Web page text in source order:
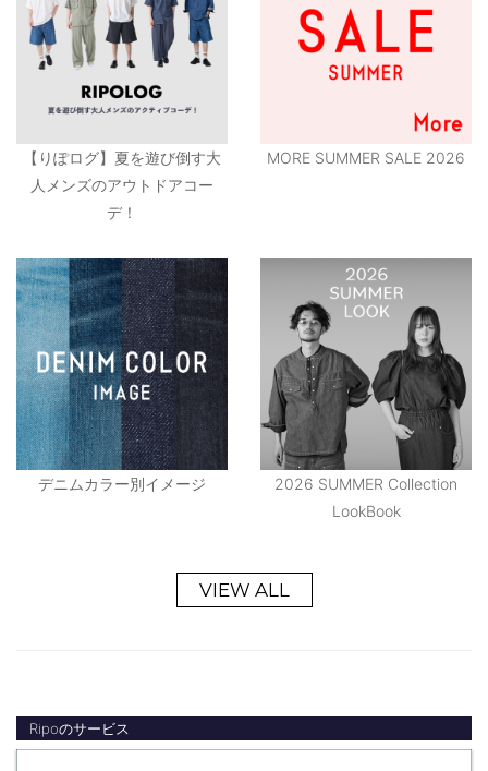
【りぽログ】夏を遊び倒す大
人メンズのアウトドアコー
デ！
MORE SUMMER SALE 2026
デニムカラー別イメージ
2026 SUMMER Collection
LookBook
VIEW ALL
Ripoのサービス